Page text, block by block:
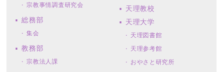
宗教事情調査研究会
総務部
集会
教務部
宗教法人課
天理教校
天理大学
天理図書館
天理参考館
おやさと研究所